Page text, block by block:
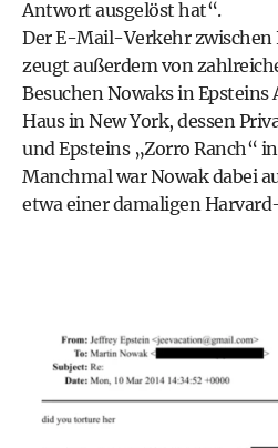
Antwort ausgelöst hat“.
Der E-Mail-Verkehr zwischen
zeugt außerdem von
Besuchen Nowaks in Epsteins
Haus in New York, dessen
und Epsteins „Zorro Ranch“
Manchmal war Nowak dabei
etwa einer damaligen